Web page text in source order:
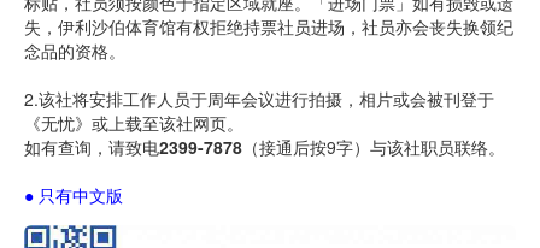
失，伊利沙伯体育馆有权拒绝持票社员进场，社员亦会丧失换领纪
念品的资格。
2.该社将安排工作人员于周年会议进行拍摄，相片或会被刊登于
《无忧》或上载至该社网页。
如有查询，请致电2399-7878 （接通后按9字）与该社职员联络。
● 只有中文版